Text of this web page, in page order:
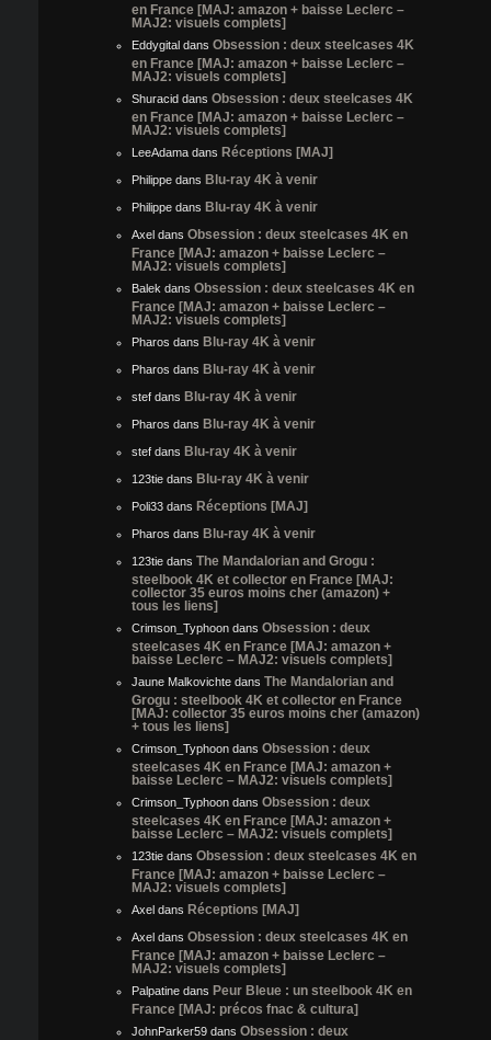
en France [MAJ: amazon + baisse Leclerc –
MAJ2: visuels complets]
Eddygital dans Obsession : deux steelcases 4K
en France [MAJ: amazon + baisse Leclerc –
MAJ2: visuels complets]
Shuracid dans Obsession : deux steelcases 4K
en France [MAJ: amazon + baisse Leclerc –
MAJ2: visuels complets]
LeeAdama dans Réceptions [MAJ]
Philippe dans Blu-ray 4K à venir
Philippe dans Blu-ray 4K à venir
Axel dans Obsession : deux steelcases 4K en
France [MAJ: amazon + baisse Leclerc –
MAJ2: visuels complets]
Balek dans Obsession : deux steelcases 4K en
France [MAJ: amazon + baisse Leclerc –
MAJ2: visuels complets]
Pharos dans Blu-ray 4K à venir
Pharos dans Blu-ray 4K à venir
stef dans Blu-ray 4K à venir
Pharos dans Blu-ray 4K à venir
stef dans Blu-ray 4K à venir
123tie dans Blu-ray 4K à venir
Poli33 dans Réceptions [MAJ]
Pharos dans Blu-ray 4K à venir
123tie dans The Mandalorian and Grogu :
steelbook 4K et collector en France [MAJ:
collector 35 euros moins cher (amazon) +
tous les liens]
Crimson_Typhoon dans Obsession : deux
steelcases 4K en France [MAJ: amazon +
baisse Leclerc – MAJ2: visuels complets]
Jaune Malkovichte dans The Mandalorian and
Grogu : steelbook 4K et collector en France
[MAJ: collector 35 euros moins cher (amazon)
+ tous les liens]
Crimson_Typhoon dans Obsession : deux
steelcases 4K en France [MAJ: amazon +
baisse Leclerc – MAJ2: visuels complets]
Crimson_Typhoon dans Obsession : deux
steelcases 4K en France [MAJ: amazon +
baisse Leclerc – MAJ2: visuels complets]
123tie dans Obsession : deux steelcases 4K en
France [MAJ: amazon + baisse Leclerc –
MAJ2: visuels complets]
Axel dans Réceptions [MAJ]
Axel dans Obsession : deux steelcases 4K en
France [MAJ: amazon + baisse Leclerc –
MAJ2: visuels complets]
Palpatine dans Peur Bleue : un steelbook 4K en
France [MAJ: précos fnac & cultura]
JohnParker59 dans Obsession : deux